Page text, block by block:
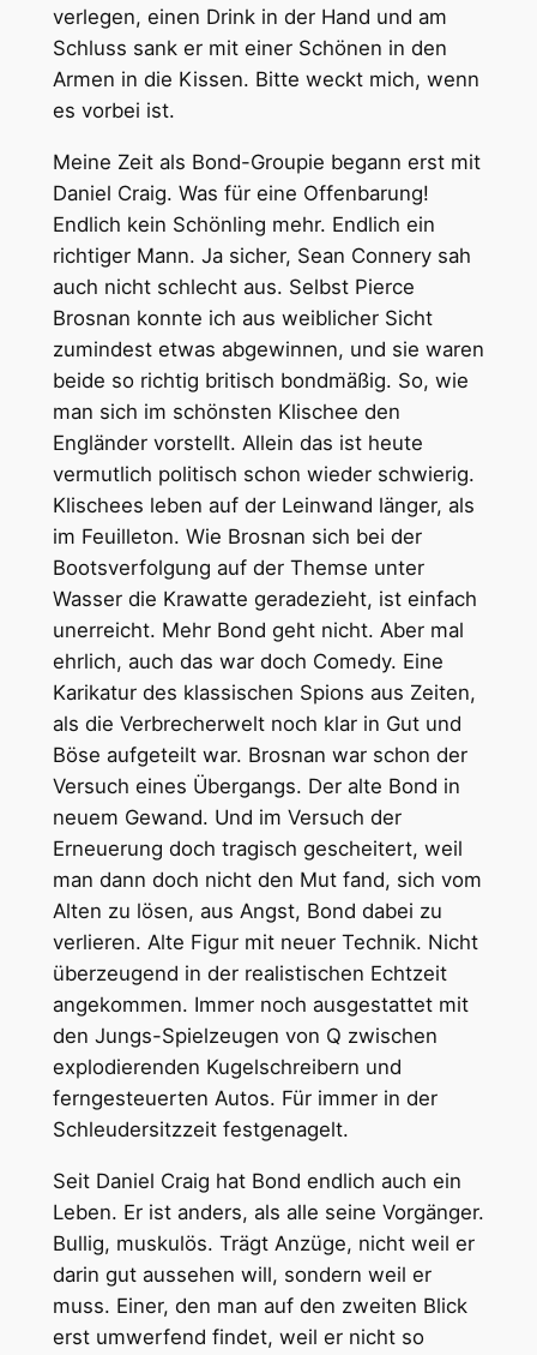
verlegen, einen Drink in der Hand und am
Schluss sank er mit einer Schönen in den
Armen in die Kissen. Bitte weckt mich, wenn
es vorbei ist.
Meine Zeit als Bond-Groupie begann erst mit
Daniel Craig. Was für eine Offenbarung!
Endlich kein Schönling mehr. Endlich ein
richtiger Mann. Ja sicher, Sean Connery sah
auch nicht schlecht aus. Selbst Pierce
Brosnan konnte ich aus weiblicher Sicht
zumindest etwas abgewinnen, und sie waren
beide so richtig britisch bondmäßig. So, wie
man sich im schönsten Klischee den
Engländer vorstellt. Allein das ist heute
vermutlich politisch schon wieder schwierig.
Klischees leben auf der Leinwand länger, als
im Feuilleton. Wie Brosnan sich bei der
Bootsverfolgung auf der Themse unter
Wasser die Krawatte geradezieht, ist einfach
unerreicht. Mehr Bond geht nicht. Aber mal
ehrlich, auch das war doch Comedy. Eine
Karikatur des klassischen Spions aus Zeiten,
als die Verbrecherwelt noch klar in Gut und
Böse aufgeteilt war. Brosnan war schon der
Versuch eines Übergangs. Der alte Bond in
neuem Gewand. Und im Versuch der
Erneuerung doch tragisch gescheitert, weil
man dann doch nicht den Mut fand, sich vom
Alten zu lösen, aus Angst, Bond dabei zu
verlieren. Alte Figur mit neuer Technik. Nicht
überzeugend in der realistischen Echtzeit
angekommen. Immer noch ausgestattet mit
den Jungs-Spielzeugen von Q zwischen
explodierenden Kugelschreibern und
ferngesteuerten Autos. Für immer in der
Schleudersitzzeit festgenagelt.
Seit Daniel Craig hat Bond endlich auch ein
Leben. Er ist anders, als alle seine Vorgänger.
Bullig, muskulös. Trägt Anzüge, nicht weil er
darin gut aussehen will, sondern weil er
muss. Einer, den man auf den zweiten Blick
erst umwerfend findet, weil er nicht so